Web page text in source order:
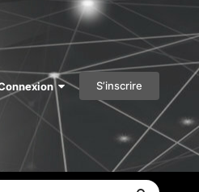
S’inscrire